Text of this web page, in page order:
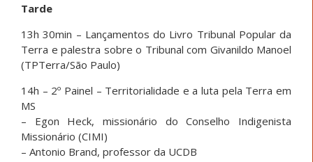
Tarde
13h 30min – Lançamentos do Livro Tribunal Popular da
Terra e palestra sobre o Tribunal com Givanildo Manoel
(TPTerra/São Paulo)
14h – 2º Painel – Territorialidade e a luta pela Terra em
MS
– Egon Heck, missionário do Conselho Indigenista
Missionário (CIMI)
– Antonio Brand, professor da UCDB